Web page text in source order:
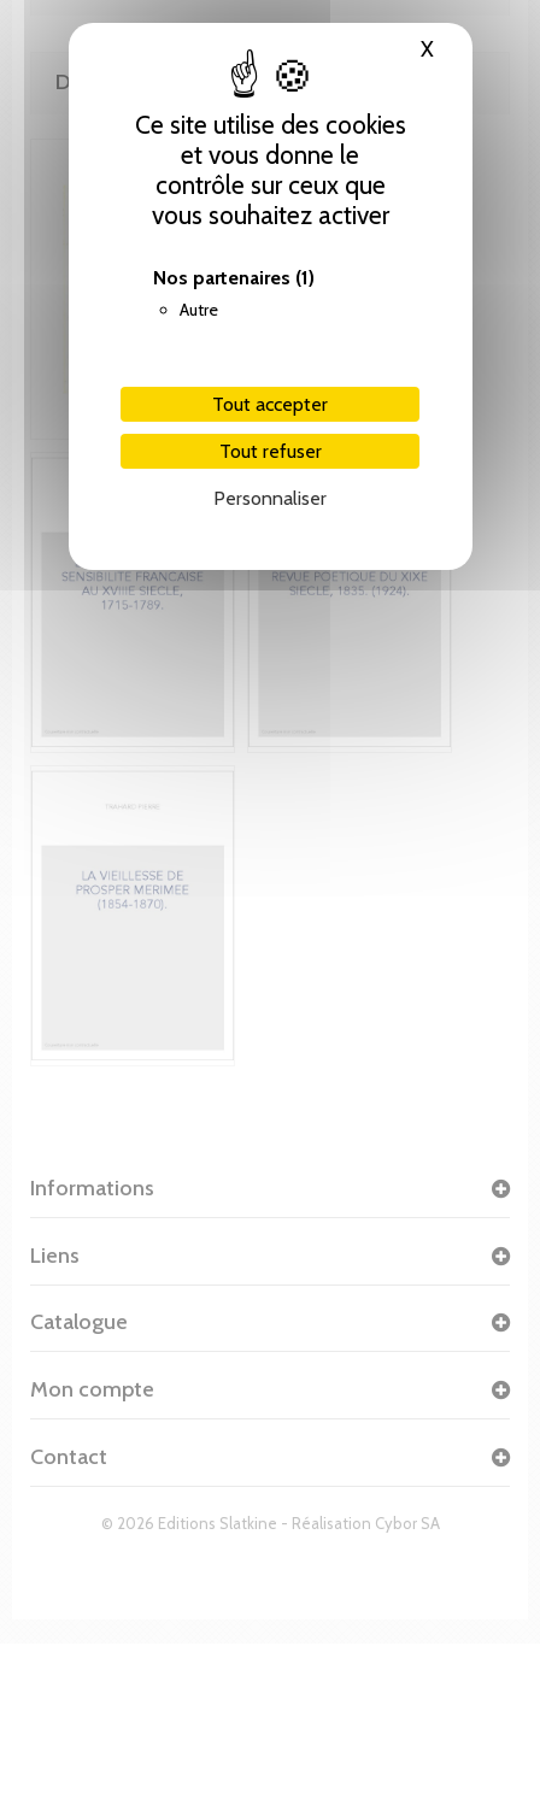
Ce site utilise des cookies
et vous donne le
contrôle sur ceux que
vous souhaitez activer
Nos partenaires (1)
Autre
Tout accepter
Tout refuser
Personnaliser
XMasquer
DE MÊME AUTEUR(E)
Informations
© 2026 Editions Slatkine - Réalisation Cybor SA
Liens
Catalogue
Mon compte
Contact